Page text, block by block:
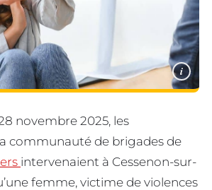
i
novembre 2025, les
communauté de brigades de
intervenaient à Cessenon-sur-
femme, victime de violences